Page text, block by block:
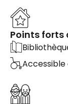
Points forts
Accessible